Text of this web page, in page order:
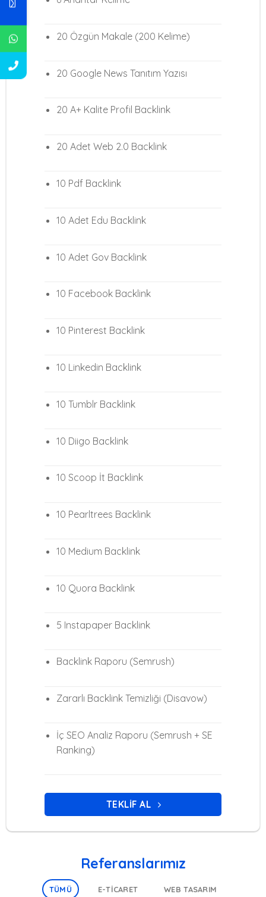
20 Özgün Makale (200 Kelime)
20 Google News Tanıtım Yazısı
20 A+ Kalite Profil Backlink
20 Adet Web 2.0 Backlink
10 Pdf Backlink
10 Adet Edu Backlink
10 Adet Gov Backlink
10 Facebook Backlink
10 Pinterest Backlink
10 Linkedin Backlink
10 Tumblr Backlink
10 Diigo Backlink
10 Scoop İt Backlink
10 Pearltrees Backlink
10 Medium Backlink
10 Quora Backlink
5 Instapaper Backlink
Backlink Raporu (Semrush)
Zararlı Backlink Temizliği (Disavow)
İç SEO Analiz Raporu (Semrush + SE
Ranking)
TEKLIF AL
Referanslarımız
TÜMÜ E-TICARET WEB TASARIM